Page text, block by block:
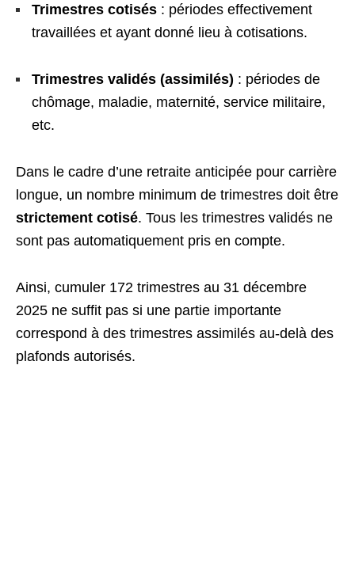
Trimestres cotisés : périodes effectivement
travaillées et ayant donné lieu à cotisations.
Trimestres validés (assimilés) : périodes de
chômage, maladie, maternité, service militaire,
etc.
Dans le cadre d’une retraite anticipée pour carrière
longue, un nombre minimum de trimestres doit être
strictement cotisé. Tous les trimestres validés ne
sont pas automatiquement pris en compte.
Ainsi, cumuler 172 trimestres au 31 décembre
2025 ne suffit pas si une partie importante
correspond à des trimestres assimilés au-delà des
plafonds autorisés.